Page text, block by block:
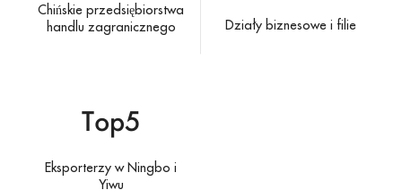
Chińskie przedsiębiorstwa
handlu zagranicznego
Działy biznesowe i filie
Top5
Eksporterzy w Ningbo i
Yiwu